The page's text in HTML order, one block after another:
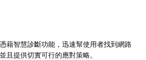
憑藉智慧診斷功能，迅速幫使用者找到網路
且提供切實可行的應對策略。